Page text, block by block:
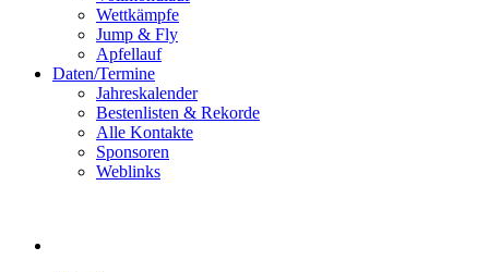
Wettkämpfe
Jump & Fly
Apfellauf
Daten/Termine
Jahreskalender
Bestenlisten & Rekorde
Alle Kontakte
Sponsoren
Weblinks